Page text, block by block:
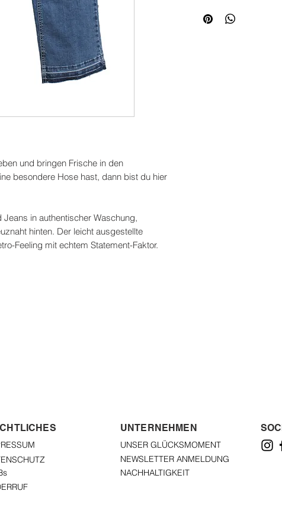
und bringen Frische in den
besondere Hose hast, dann bist du hier
in authentischer Waschung,
hinten. Der leicht ausgestellte
Feeling mit echtem Statement-Faktor.
UNTERNEHMEN
UNSER GLÜCKSMOMENT
NEWSLETTER ANMELDUNG
NACHHALTIGKEIT